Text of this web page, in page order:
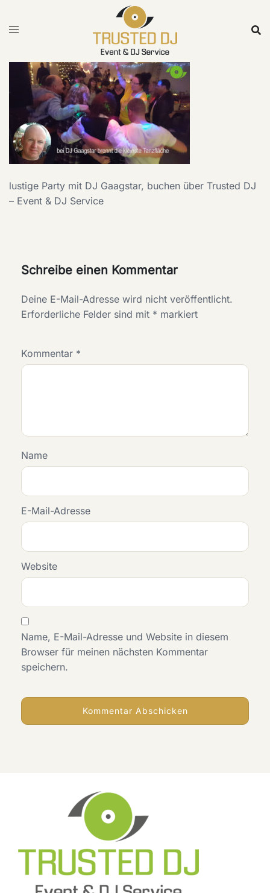
lustige Party mit DJ Gaagstar, buchen über Trusted DJ
– Event & DJ Service
Schreibe einen Kommentar
Deine E-Mail-Adresse wird nicht veröffentlicht.
Erforderliche Felder sind mit * markiert
Kommentar *
Name
E-Mail-Adresse
Website
Name, E-Mail-Adresse und Website in diesem
Browser für meinen nächsten Kommentar
speichern.